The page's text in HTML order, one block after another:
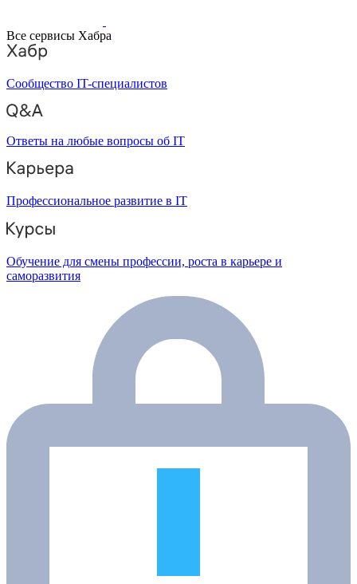
Все сервисы Хабра
Сообщество IT-специалистов
Ответы на любые вопросы об IT
Профессиональное развитие в IT
Обучение для смены профессии, роста в карьере и
саморазвития